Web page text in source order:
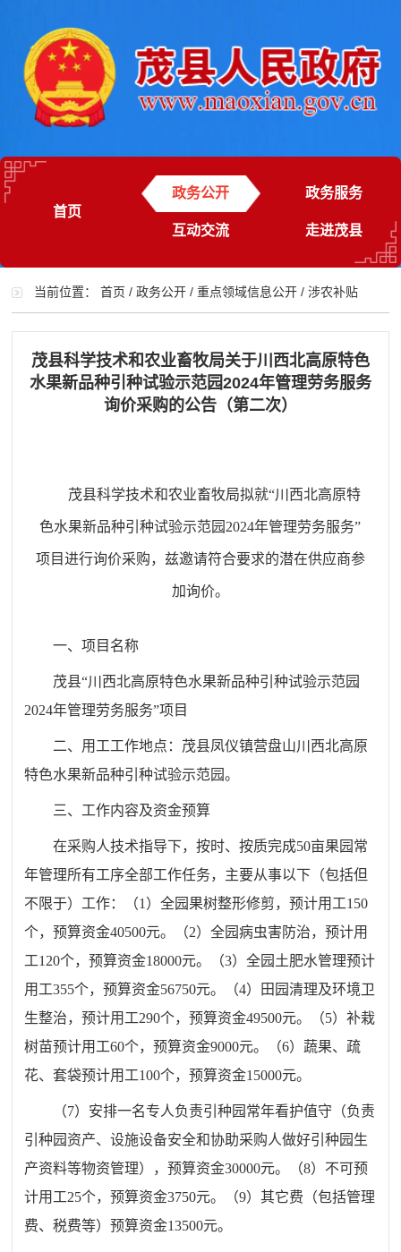
首页
政务公开 政务服务
互动交流 走进茂县
当前位置：首页 /政务公开 /重点领域信息公开 /涉农补贴
茂县科学技术和农业畜牧局关于川西北高原特色
水果新品种引种试验示范园2024年管理劳务服务
询价采购的公告（第二次）
茂县科学技术和农业畜牧局拟就“川西北高原特
色水果新品种引种试验示范园2024年管理劳务服务”
项目进行询价采购，兹邀请符合要求的潜在供应商参
加询价。
一、项目名称
茂县“川西北高原特色水果新品种引种试验示范园
2024年管理劳务服务”项目
二、用工工作地点： 茂县凤仪镇营盘山川西北高原
特色水果新品种引种试验示范园。
三、 工作内容及资金预算
在采购人技术指导下，按时、按质完成50亩果园常
年管理所有工序全部工作任务，主要从事以下（包括但
不限于）工作：
（1）全园果树整形修剪，预计用工150
个，预算资金40500元。（2）全园病虫害防治，预计用
工120个，预算资金18000元。（3）全园土肥水管理预计
用工355个，预算资金56750元。（4）田园清理及环境卫
生整治，预计用工290个，预算资金49500元。（5）补栽
树苗预计用工60个，预算资金9000元。（6）蔬果、疏
花、套袋预计用工100个，预算资金15000元。
（7）安排一名专人负责引种园常年看护值守 （负责
引种园资产、设施设备安全和协助采购人做好引种园生
产资料等物资管理），预算资金30000元。
（8）不可预
计用工25个，预算资金3750元。（9）其它费（包括管理
费、税费等）预算资金13500元。